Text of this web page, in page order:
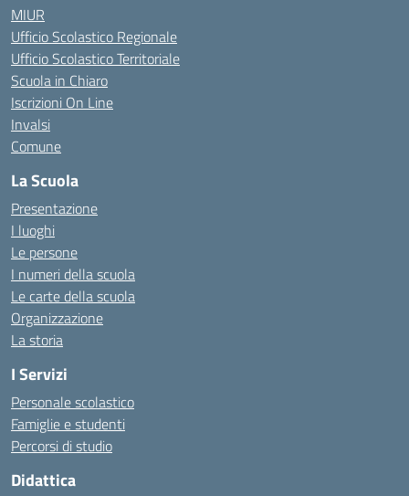
MIUR
Ufficio Scolastico Regionale
Ufficio Scolastico Territoriale
Scuola in Chiaro
Iscrizioni On Line
Invalsi
Comune
La Scuola
Presentazione
I luoghi
Le persone
I numeri della scuola
Le carte della scuola
Organizzazione
La storia
I Servizi
Personale scolastico
Famiglie e studenti
Percorsi di studio
Didattica